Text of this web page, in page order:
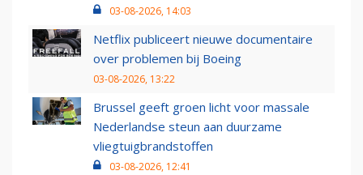
03-08-2026, 14:03
Netflix publiceert nieuwe documentaire
over problemen bij Boeing
03-08-2026, 13:22
Brussel geeft groen licht voor massale
Nederlandse steun aan duurzame
vliegtuigbrandstoffen
03-08-2026, 12:41